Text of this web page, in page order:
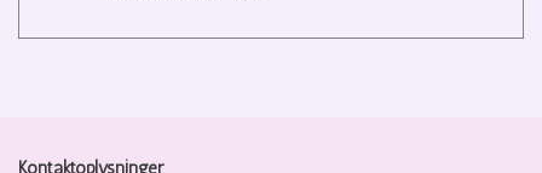
Kontaktoplysninger